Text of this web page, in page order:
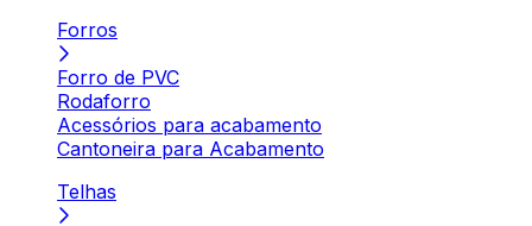
Forros
Forro de PVC
Rodaforro
Acessórios para acabamento
Cantoneira para Acabamento
Telhas